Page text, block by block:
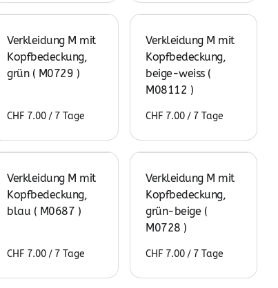
Verkleidung M mit
Kopfbedeckung,
grün ( M0729 )
/
Verkleidung M mit
Kopfbedeckung,
beige-weiss (
M08112 )
/
Verkleidung M mit
Kopfbedeckung,
blau ( M0687 )
/
Verkleidung M mit
Kopfbedeckung,
grün-beige (
M0728 )
/